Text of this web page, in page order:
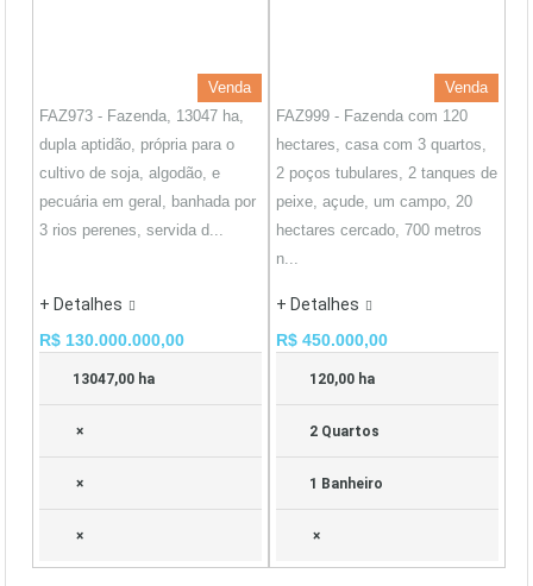
Venda
FAZ973 - Fazenda, 13047 ha,
dupla aptidão, própria para o
cultivo de soja, algodão, e
pecuária em geral, banhada por
3 rios perenes, servida d...
+ Detalhes
R$ 130.000.000,00
13047,00 ha
×
×
×
Venda
FAZ999 - Fazenda com 120
hectares, casa com 3 quartos,
2 poços tubulares, 2 tanques de
peixe, açude, um campo, 20
hectares cercado, 700 metros
n...
+ Detalhes
R$ 450.000,00
120,00 ha
2 Quartos
1 Banheiro
×